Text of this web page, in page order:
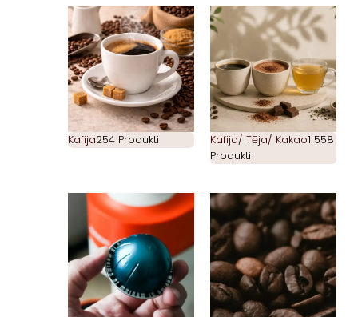
Kafija254 Produkti Kafija/ Tēja/ Kakao1 558
Produkti